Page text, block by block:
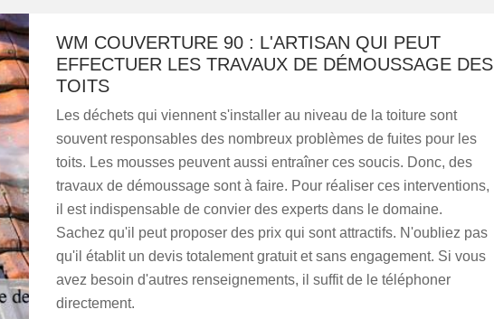
WM COUVERTURE 90 : L'ARTISAN QUI PEUT
EFFECTUER LES TRAVAUX DE DÉMOUSSAGE DES
TOITS
Les déchets qui viennent s'installer au niveau de la toiture sont
souvent responsables des nombreux problèmes de fuites pour les
toits. Les mousses peuvent aussi entraîner ces soucis. Donc, des
travaux de démoussage sont à faire. Pour réaliser ces interventions,
il est indispensable de convier des experts dans le domaine.
Sachez qu'il peut proposer des prix qui sont attractifs. N'oubliez pas
qu'il établit un devis totalement gratuit et sans engagement. Si vous
avez besoin d'autres renseignements, il suffit de le téléphoner
directement.